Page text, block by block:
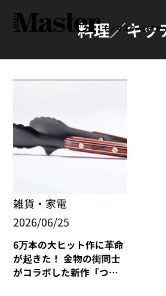
モノマスター公式サ
料理／キッ
雑貨・家電
2026/06/25
6万本の大ヒット作に革命
が起きた！ 金物の街同士
がコラボした新作「つか